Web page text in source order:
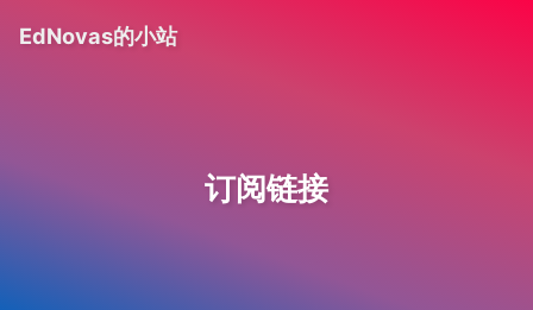
EdNovas的小站
订阅链接